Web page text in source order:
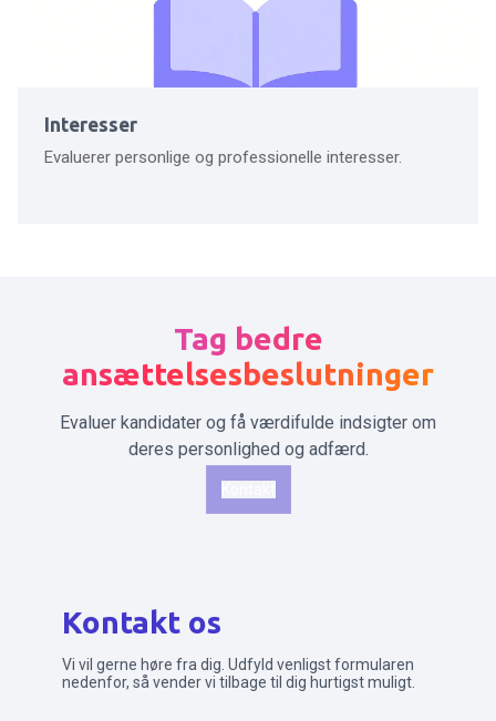
Interesser
Evaluerer personlige og professionelle interesser.
Tag bedre
ansættelsesbeslutninger
Evaluer kandidater og få værdifulde indsigter om
deres personlighed og adfærd.
Kontakt os
Vi vil gerne høre fra dig. Udfyld venligst formularen
nedenfor, så vender vi tilbage til dig hurtigst muligt.